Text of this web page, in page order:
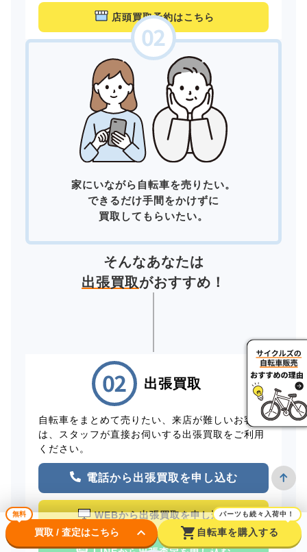
店頭買取予約はこちら
家にいながら自転車を売りたい。
できるだけ手間をかけずに
買取してもらいたい。
そんなあなたは
出張買取がおすすめ！
出張買取
自転車をまとめて売りたい、来店が難しいお客様
は、スタッフが直接お伺いする出張買取をご利用
ください。
電話から出張買取を申し込む
WEBから出張買取を申し込む
無料
買取 / 査定はこちら keyboard_arrow_down shopping_cart
パーツも続々入荷中！
自転車を購入する